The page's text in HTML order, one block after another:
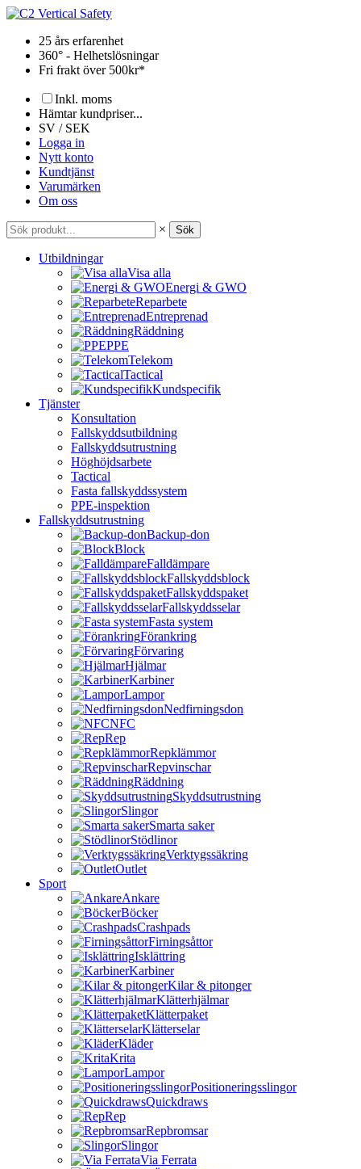
Hoppa
innehåll25 års erfarenhet
360° - Helhetslösningar
Fri frakt över 500kr*
Inkl. moms
Hämtar kundpriser...
SV / SEK
Logga in
Nytt konto
Kundtjänst
Varumärken
Om oss
× Sök
Utbildningar
Visa alla
Energi & GWO
Reparbete
Entreprenad
Räddning
PPE
Telekom
Tactical
Kundspecifik
Tjänster
Konsultation
Fallskyddsutbildning
Fallskyddsutrustning
Höghöjdsarbete
Tactical
Fasta fallskyddssystem
PPE-inspektion
Fallskyddsutrustning
Backup-don
Block
Falldämpare
Fallskyddsblock
Fallskyddspaket
Fallskyddsselar
Fasta system
Förankring
Förvaring
Hjälmar
Karbiner
Lampor
Nedfirningsdon
NFC
Rep
Repklämmor
Repvinschar
Räddning
Skyddsutrustning
Slingor
Smarta saker
Stödlinor
Verktygssäkring
Outlet
Sport
Ankare
Böcker
Crashpads
Firningsåttor
Isklättring
Karbiner
Kilar & pitonger
Klätterhjälmar
Klätterpaket
Klätterselar
Kläder
Krita
Lampor
Positioneringsslingor
Quickdraws
Rep
Repbromsar
Slingor
Via Ferrata